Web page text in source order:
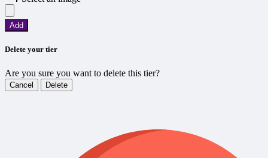
Add
Delete your tier
Are you sure you want to delete this tier?
Cancel Delete